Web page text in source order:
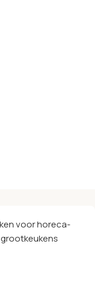
voor horeca-